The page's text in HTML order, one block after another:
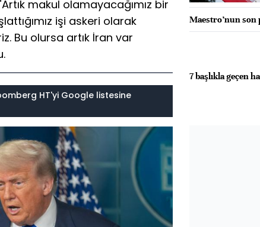
makul olamayacağımız bir
işi askeri olarak
Bu olursa artık İran var
HT'yi Google listesine
Maestro’nun son
7 başlıkla geçen